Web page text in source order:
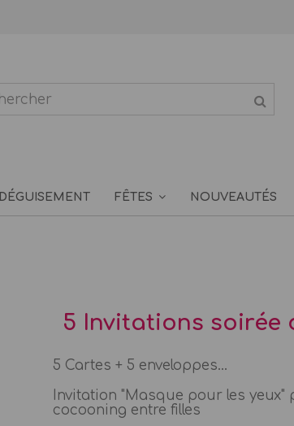
DÉGUISEMENT FÊTES NOUVEAUTÉS
5 Invitations soirée
5 Cartes + 5 enveloppes...
Invitation "Masque pour les yeux"
cocooning entre filles